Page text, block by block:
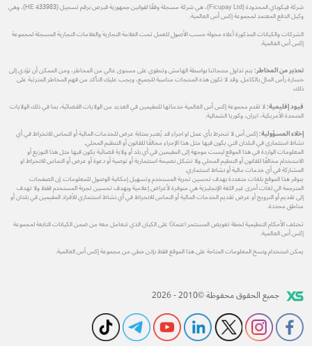
شركة فيكوباي المحدودة (Ficupay Ltd)، هي شركة مسجلة وفقًا لقوانين جمهورية قبرص برقم تسجيل (HE 433983)، وهي
وكيل الدفع المعتمد لمجموعة إكس أس العالمية.
الشركات والكيانات المذكورة أعلاه مخولة حسب الأصول للعمل تحت العلامة التجارية والعلامات التجارية المسجلة لمجموعة
إكس أس العالمية.
تحذير من المخاطر:يتم تداول منتجاتنا بواسطة الهامش وتنطوي على مستوى عالي من المخاطر، ومن الممكن أن تؤدي إلى
خسارة رأس المال بالكامل. وقد لا تكون هذه المنتجات مناسبة للجميع، ويجب عليك التأكد من فهم المخاطر المترتبة على
ذلك.
قيود إقليمية:لا تقدم مجموعة إكس أس العالمية خدماتها للمقيمين في العديد من الولايات القضائية، بما في ذلك الولايات
المتحدة الأمريكية، ايران، وكوريا الشمالية.
إخلاء المسؤولية:إكس أس لا تنخرط بأي عمل او اجراء قد يُعتبر بمثابة عرض للخدمات المالية أو التماس للانخراط في أي
نشاط استثماري في البلدان التي يكون فيها مثل هذا الإجراء مخالفًا للقانون أو التنظيم المحلي.
المعلومات الواردة في هذا الموقع ليست موجهة إلى المقيمين في أي بلد أو ولاية قضائية يكون فيها مثل هذا التوزيع أو
الاستخدام مخالفًا للقانون أو التنظيم المحلي ولا تشكل نصيحة استثمارية أو توصية أو دعوة أو عرض أو التماس للانخراط او
المشاركة في أي خدمات مالية أو نشاط استثماري.
يتوفر هذا الموقع بلغات متعددة بهدف تحسين تجربة المستخدم وتسهيل إمكانية الوصول للمعلومات. إن الصفحات
المترجمة الي لغات أخرى غير اللغة الإنجليزية هي متوفرة لأغراض إعلامية وبهدف تحسين تجربة المستخدم فقط ولا تهدف
إلى تقديم أو الترويج أو عرض تقديم الخدمات المالية أو التماس للانخراط في أي نشاط استثماري للأفراد المقيمين في بلدان أو
مناطق محددة.
تختلف الأحكام التنظيمية لخطة تعويض المستثمر اعتمادًا على الكيان الذي تتعامل معه من ضمن الكيانات التابعة لمجموعة
إكس أس العالمية.
يمكن استخدام ونسخ المعلومات المتاحة على هذا الموقع فقط بإذن خطي من مجموعة إكس أس العالمية.
جميع الحقوق محفوظة ©2010 - 2026